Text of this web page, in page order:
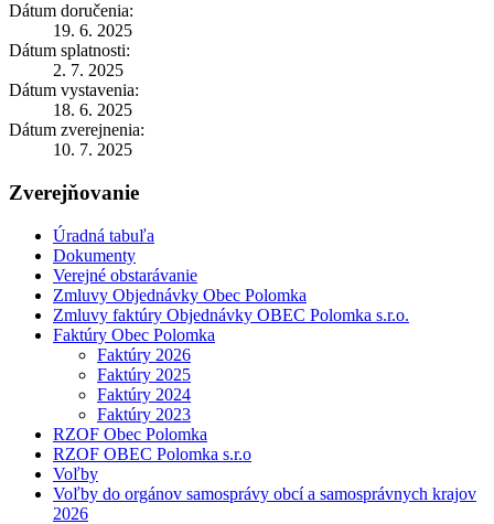
Dátum doručenia:
19. 6. 2025
Dátum splatnosti:
2. 7. 2025
Dátum vystavenia:
18. 6. 2025
Dátum zverejnenia:
10. 7. 2025
Zverejňovanie
Úradná tabuľa
Dokumenty
Verejné obstarávanie
Zmluvy Objednávky Obec Polomka
Zmluvy faktúry Objednávky OBEC Polomka s.r.o.
Faktúry Obec Polomka
Faktúry 2026
Faktúry 2025
Faktúry 2024
Faktúry 2023
RZOF Obec Polomka
RZOF OBEC Polomka s.r.o
Voľby
Voľby do orgánov samosprávy obcí a samosprávnych krajov
2026